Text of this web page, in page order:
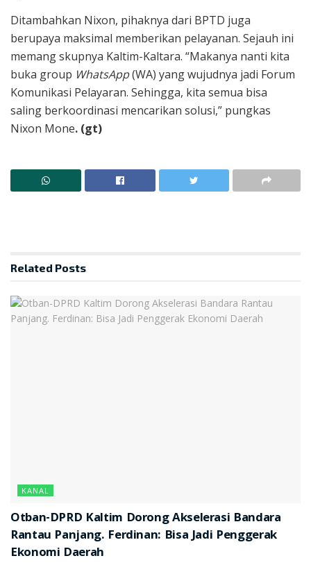
Ditambahkan Nixon, pihaknya dari BPTD juga
berupaya maksimal memberikan pelayanan. Sejauh ini
memang skupnya Kaltim-Kaltara. “Makanya nanti kita
buka group WhatsApp(WA) yang wujudnya jadi Forum
Komunikasi Pelayaran. Sehingga, kita semua bisa
saling berkoordinasi mencarikan solusi,” pungkas
Nixon Mone. (gt)
Related Posts
KANAL
Otban-DPRD Kaltim Dorong Akselerasi Bandara
Rantau Panjang. Ferdinan: Bisa Jadi Penggerak
Ekonomi Daerah